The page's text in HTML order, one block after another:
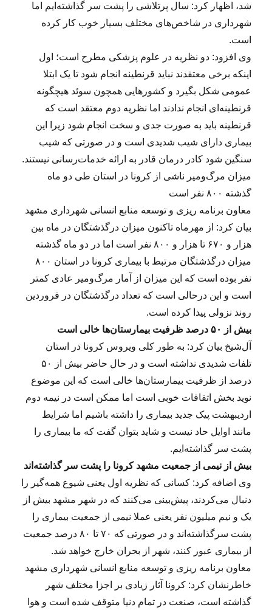
شد، اظهار کرد: سال پرتلاشی را پشت سر گذاشته‌ایم اما
شهرداری در شاخص‌های مختلف بسیار خوب کار کرده
است.
وی افزود: دو نظریه در علوم پزشکی مطرح است؛ اول
اینکه برخی معتقدند نباید قرنطینه انجام شود تا یک ابتلا
عمومی شکل بگیرد و کشورهایی همچون سوئد هیچگونه
قرنطینه‌ای انجام ندادند اما نظریه دوم معتقد است که
قرنطینه باید به صورت جدی و سخت انجام شود زیرا این
بیماری دارای شیب شدیدی است و در صورتی که شیب
سنگین شود کادر درمان قادر به ارائه خدمات‌رسانی نیستند.
میزان مرگ‌ومیر ناشی از کرونا در استان طی دو ماه
گذشته ۸۰۰ نفر است
معاون برنامه ریزی و توسعه منابع انسانی شهرداری مشهد
بیان کرد: از مهرماه تاکنون میزان درگذشتگان در ماه بین
هزار و ۶۷۰ تا هزار و ۸۰۰ نفر است اما در دو ماه گذشته
میزان درگذشتگان مرتبط با بیماری کرونا در استان ۸۰۰
نفر بوده است که این میزان از آمار مرگ‌ومیر عادی کمتر
است و این درحالی است که تعداد درگذشتگان در فروردین
روند نزولی پیدا کرده است.
بیش از ۵۰ درصد ظرفیت بیمارستان‌ها خالی است
آل‌شیخ بیان کرد: به طور کلی ویروس کرونا در استان
تلفات شدیدی نداشته است و در حال حاضر بیش از ۵۰
درصد از ظرفیت بیمارستان‌ها خالی است که این موضوع
نوید بخش اتفاقات خوبی است اما ممکن است در نیمه دوم
اردیبهشت پیک جدید بیماری را داشته باشیم اما شرایط
مانند اوایل حاد نیست و شاید بتوان گفت که ما بیماری را
پشت سر گذاشته‌ایم.
بیش از نیمی از جمعیت مشهد کرونا را پشت سر گذاشته‌اند
وی اضافه کرد: کسانی که نظریه اول یعنی شیوع همه‌گیر را
دنبال می‌کردند، پیش‌بینی می‌کنند که در شهر مشهد بیش از
یک و نیم میلیون نفر یعنی عملا نیمی از جمعیت بیماری را
پشت سرگذاشته‌اند و در صورتی که ۷۰ تا ۸۰ درصد جمعیت
از بیماری عبور کنند، شهر از بحران خارج خواهد شد.
معاون برنامه ریزی و توسعه منابع انسانی شهرداری مشهد
خاطرنشان کرد: کرونا آثار زیادی بر اجزا مختلف شهر
گذاشته است، صنعت در تمام دنیا متوقف شده است و هوا